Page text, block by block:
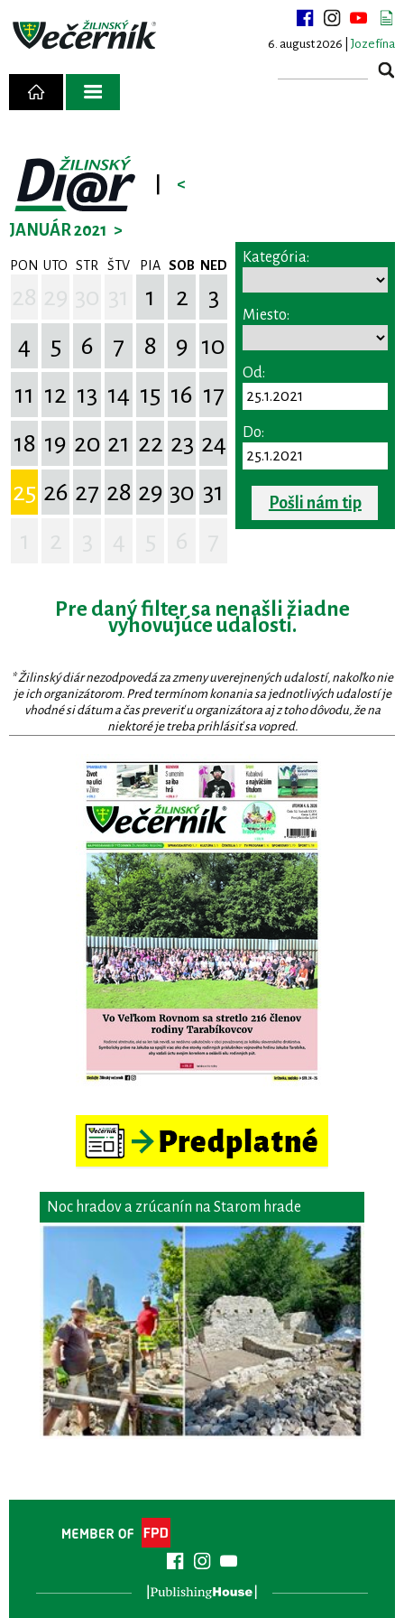
6. august 2026 | Jozefína
<
JANUÁR 2021 >
PON UTO STR ŠTV PIA SOB NED
1 2
3
4
5 6 7 8 9 10
11 12 13 14 15 16 17
18 19 20 21 22 23 24
25 26 27 28 29 30 31
Kategória:
Miesto:
Od:
Do:
Pošli nám tip
Pre daný filter sa nenašli žiadne
vyhovujúce udalosti.
* Žilinský diár nezodpovedá za zmeny uverejnených udalostí, nakoľko nie
je ich organizátorom. Pred termínom konania sa jednotlivých udalostí je
vhodné si dátum a čas preveriť u organizátora aj z toho dôvodu, že na
niektoré je treba prihlásiť sa vopred.
Noc hradov a zrúcanín na Starom hrade